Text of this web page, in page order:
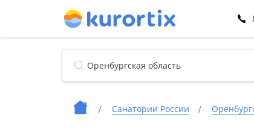
Санатории России